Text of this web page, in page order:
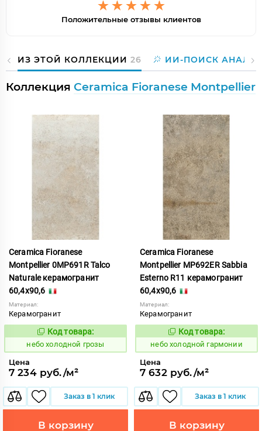
Положительные отзывы клиентов
ИЗ ЭТОЙ КОЛЛЕКЦИИ 26 ИИ-ПОИСК
Коллекция Ceramica Fioranese Montpellier
Ceramica Fioranese
Montpellier 0MP691R Talco
Naturale керамогранит
60,4x90,6
Материал:
Керамогранит
1123519
Код товара:
небо холодной грозы
Цена
7 234 руб./м²
Заказ в 1 клик
В корзину
Ceramica Fioranese
Montpellier MP692ER Sabbia
Esterno R11 керамогранит
60,4x90,6
Материал:
Керамогранит
1123516
Код товара:
небо холодной гармонии
Цена
7 632 руб./м²
Заказ в 1 клик
В корзину